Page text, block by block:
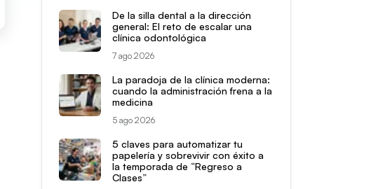
De la silla dental a la dirección
general: El reto de escalar una
clínica odontológica
7 ago 2026
La paradoja de la clínica moderna:
cuando la administración frena a la
medicina
5 ago 2026
5 claves para automatizar tu
papelería y sobrevivir con éxito a
la temporada de “Regreso a
Clases”